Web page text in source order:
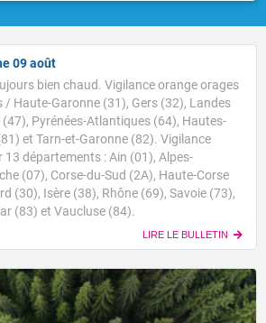
09 août
bien chaud. Vigilance orange orages
Haute-Garonne (31), Gers (32), Landes
Pyrénées-Atlantiques (64), Hautes-
et Tarn-et-Garonne (82). Vigilance
départements : Ain (01), Alpes-
(07), Corse-du-Sud (2A), Haute-Corse
(30), Isère (38), Rhône (69), Savoie (73),
(83) et Vaucluse (84).
LIRE LE BULLETIN